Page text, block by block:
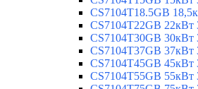
CS7104T18.5GB
CS7104T22GB 22кВт
CS7104T30GB 30кВт
CS7104T37GB 37кВт
CS7104T45GB 45кВт
CS7104T55GB 55кВт